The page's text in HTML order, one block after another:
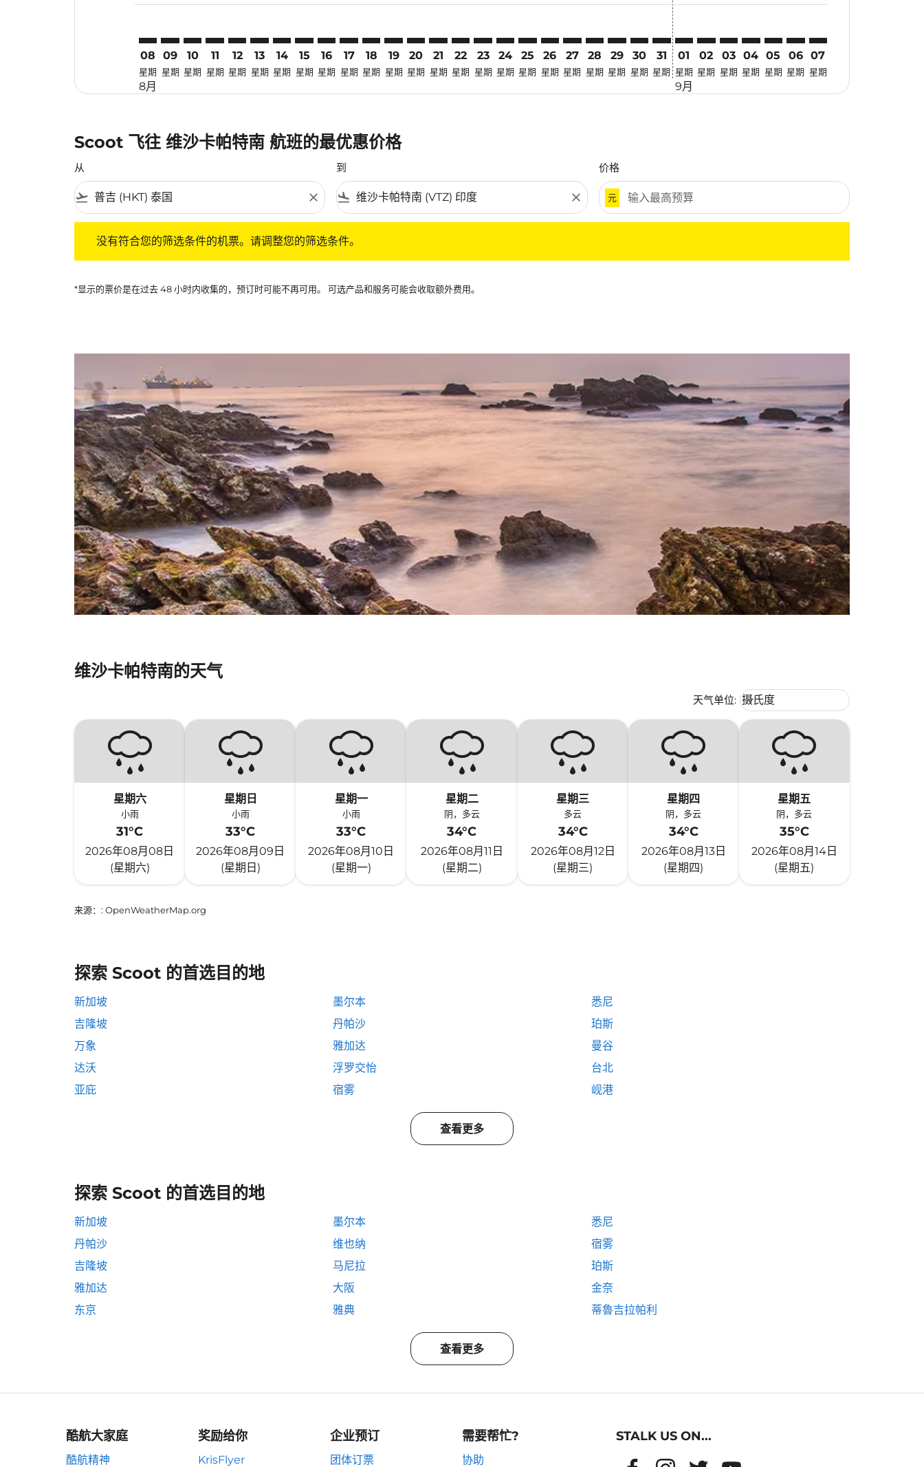
08
星期
8月
09
星期
10
星期
11
星期
12
星期
13
星期
14
星期
15
星期
16
星期
17
星期
18
星期
19
星期
20
星期
21
星期
22
星期
23
星期
24
星期
25
星期
26
星期
27
星期
28
星期
29
星期
30
星期
31
星期
01
星期
9月
02
星期
03
星期
04
星期
05
星期
06
星期
07
星期
Scoot 飞往 维沙卡帕特南 航班的最优惠价格
从
flight_takeoff close
到
flight_land close
价格
元
没有符合您的筛选条件的机票。请调整您的筛选条件。
*显示的票价是在过去 48 小时内收集的，预订时可能不再可用。 可选产品和服务可能会收取额外费用。
维沙卡帕特南的天气
天气单位: Weather unit option 摄氏度
摄氏度
keyboard_arrow_down
星期六
小雨
31°C
2026年08月08日
(星期六)
星期日
小雨
33°C
2026年08月09日
(星期日)
星期一
小雨
33°C
2026年08月10日
(星期一)
星期二
阴，多云
34°C
2026年08月11日
(星期二)
星期三
多云
34°C
2026年08月12日
(星期三)
星期四
阴，多云
34°C
2026年08月13日
(星期四)
星期五
阴，多云
35°C
2026年08月14日
(星期五)
来源： : OpenWeatherMap.org
探索 Scoot 的首选目的地
新加坡 墨尔本
悉尼
吉隆坡
丹帕沙
珀斯
万象
雅加达
曼谷
达沃
浮罗交怡
台北
亚庇
宿雾 岘港
查看更多
探索 Scoot 的首选目的地
新加坡 墨尔本
悉尼
丹帕沙
维也纳
宿雾
吉隆坡
马尼拉
珀斯
雅加达
大阪
金奈
东京
雅典 蒂魯吉拉帕利
查看更多
酷航大家庭
酷航精神
奖励给你
KrisFlyer
企业预订
团体订票
需要帮忙?
协助
STALK US ON...